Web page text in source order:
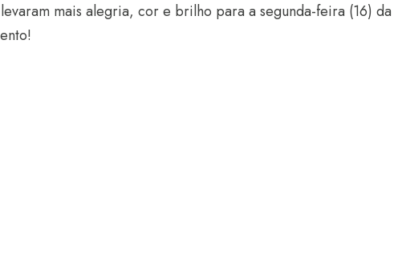
mais alegria, cor e brilho para a segunda-feira (16) da